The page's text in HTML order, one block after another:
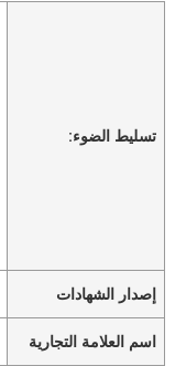
تسليط الضوء:
إصدار الشهادات
اسم العلامة التجارية